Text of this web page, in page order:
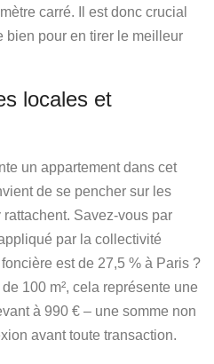
carré. Il est donc crucial
bien pour en tirer le meilleur
locales et
un appartement dans cet
de se pencher sur les
Savez-vous par
par la collectivité
est de 27,5 % à Paris ?
100 m², cela représente une
à 990 € – une somme non
avant toute transaction.